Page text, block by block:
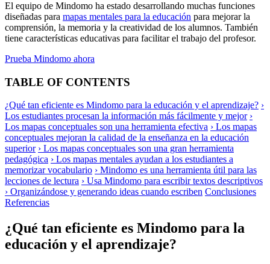
El equipo de Mindomo ha estado desarrollando muchas funciones
diseñadas para mapas mentales para la educación para mejorar la
comprensión, la memoria y la creatividad de los alumnos. También
tiene características educativas para facilitar el trabajo del profesor.
Prueba Mindomo ahora
TABLE OF CONTENTS
¿Qué tan eficiente es Mindomo para la educación y el aprendizaje? ›
Los estudiantes procesan la información más fácilmente y mejor ›
Los mapas conceptuales son una herramienta efectiva › Los mapas
conceptuales mejoran la calidad de la enseñanza en la educación
superior › Los mapas conceptuales son una gran herramienta
pedagógica › Los mapas mentales ayudan a los estudiantes a
memorizar vocabulario › Mindomo es una herramienta útil para las
lecciones de lectura › Usa Mindomo para escribir textos descriptivos
› Organizándose y generando ideas cuando escriben Conclusiones
Referencias
¿Qué tan eficiente es Mindomo para la
educación y el aprendizaje?